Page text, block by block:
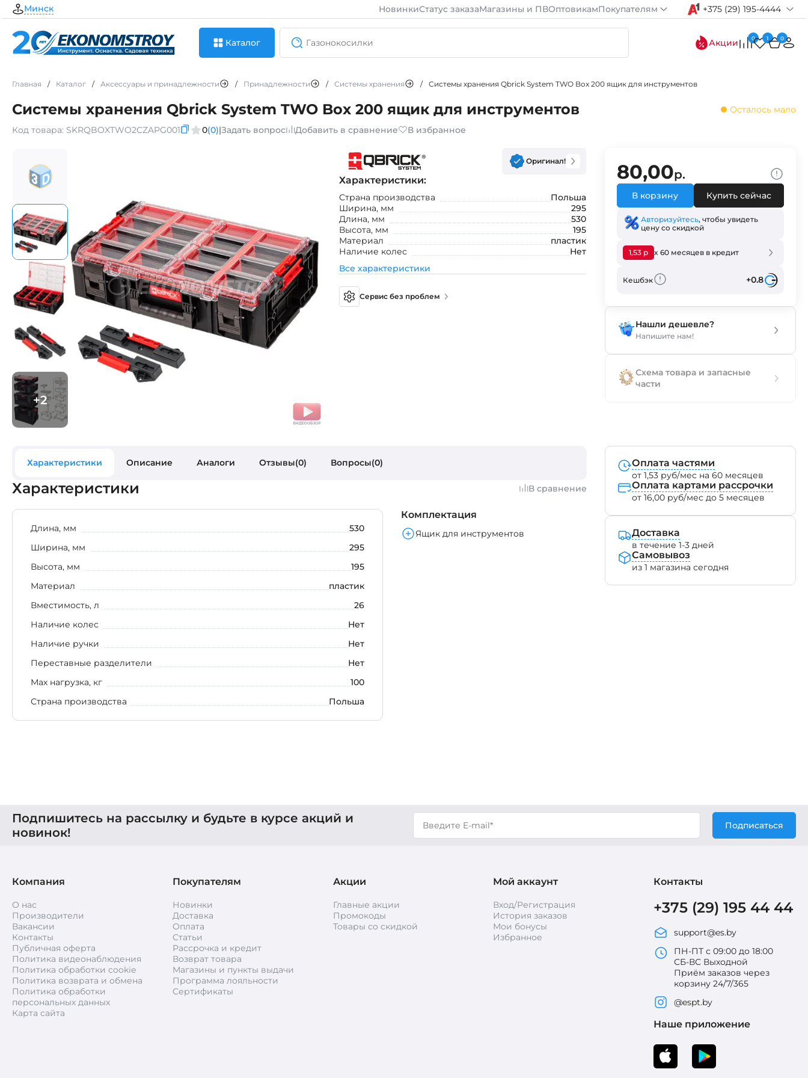
Минск НовинкиСтатус заказаМагазины и ПВОптовикамПокупателям +375 (29) 195-4444
Каталог Акции 0 1 0
Главная / Каталог / Аксессуары и принадлежности / Принадлежности / Системы хранения / Системы хранения Qbrick System TWO Box 200 ящик для инструментов
Системы хранения Qbrick System TWO Box 200 ящик для инструментов
Осталось мало
Код товара: SKRQBOXTWO2CZAPG001 0(0)|Задать вопрос Добавить в сравнение В избранное
Оригинал!
Характеристики:
Страна производства
Польша
Ширина, мм
295
Длина, мм
530
Высота, мм
195
Материал
пластик
Наличие колес
Нет
Все характеристики
Сервис без проблем
80,00р.
В корзину Купить сейчас
Авторизуйтесь, чтобы увидеть
цену со скидкой
1,53 р x 60 месяцев в кредит
Кешбэк +0.8
Нашли дешевле?
Напишите нам!
Схема товара и запасные
части
Характеристики Описание Аналоги Отзывы(0) Вопросы(0)
Характеристики В сравнение
Длина, мм
530
Ширина, мм
295
Высота, мм
195
Материал
пластик
Вместимость, л
26
Наличие колес
Нет
Наличие ручки
Нет
Переставные разделители
Нет
Мах нагрузка, кг
100
Страна производства
Польша
Комплектация
Ящик для инструментов
Оплата частями
от 1,53 руб/мес на 60 месяцев
Оплата картами рассрочки
от 16,00 руб/мес до 5 месяцев
Доставка
в течение 1-3 дней
Самовывоз
из 1 магазина сегодня
Подпишитесь на рассылку и будьте в курсе акций и
новинок!
Подписаться
Компания
О нас
Производители
Вакансии
Контакты
Публичная оферта
Политика видеонаблюдения
Политика обработки cookie
Политика возврата и обмена
Политика обработки
персональных данных
Карта сайта
Покупателям
Новинки
Доставка
Оплата
Статьи
Рассрочка и кредит
Возврат товара
Магазины и пункты выдачи
Программа лояльности
Сертификаты
Акции
Главные акции
Промокоды
Товары со скидкой
Мой аккаунт
Вход/Регистрация
История заказов
Мои бонусы
Избранное
Контакты
+375 (29) 195 44 44
support@es.by
ПН-ПТ с 09:00 до 18:00
СБ-ВС Выходной
Приём заказов через
корзину 24/7/365
@espt.by
Наше приложение